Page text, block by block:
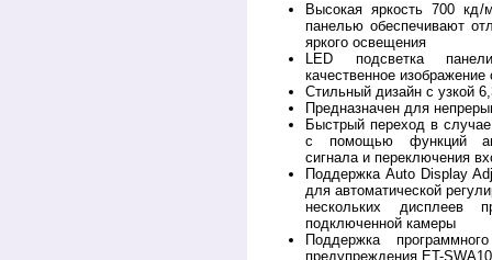
Высокая яркость 700 кд/
панелью обеспечивают
яркого освещения
LED подсветка
качественное
Стильный дизайн с узкой
Предназначен для
Быстрый переход в
с помощью функций
сигнала и переключения
Поддержка Auto Display
для автоматической
нескольких дисплеев
подключенной камеры
Поддержка
предупреждения ET-